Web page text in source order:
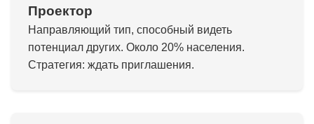
Проектор
Направляющий тип, способный видеть
потенциал других. Около 20% населения.
Стратегия: ждать приглашения.